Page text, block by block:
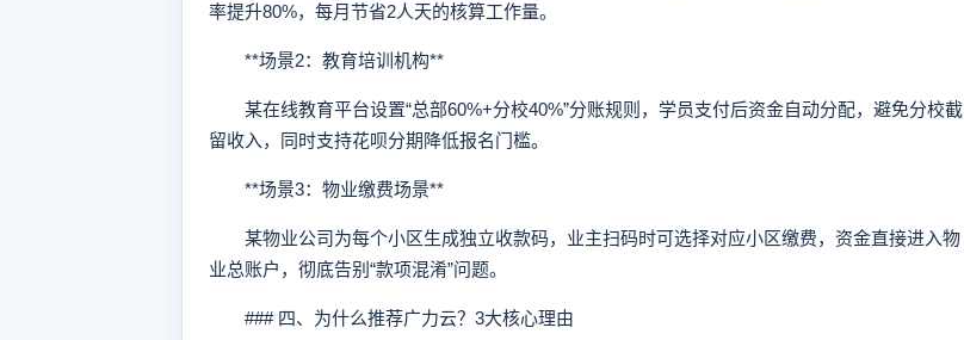
率提升80%，每月节省2人天的核算工作量。
**场景2：教育培训机构**
某在线教育平台设置“总部60%+分校40%”分账规则，学员支付后资金自动分配，避免分校截
留收入，同时支持花呗分期降低报名门槛。
**场景3：物业缴费场景**
某物业公司为每个小区生成独立收款码，业主扫码时可选择对应小区缴费，资金直接进入物
业总账户，彻底告别“款项混淆”问题。
### 四、为什么推荐广力云？3大核心理由